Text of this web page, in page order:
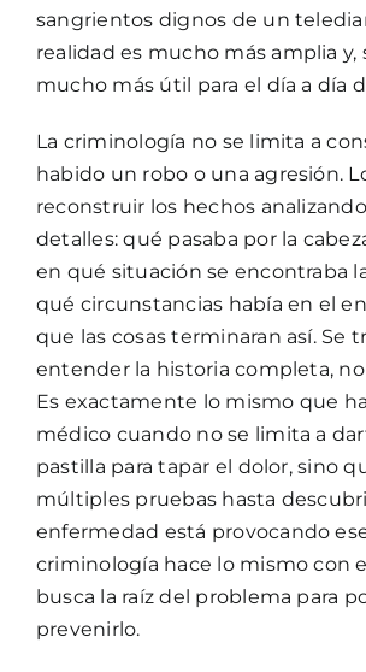
sangrientos dignos de un
realidad es mucho más amplia y,
mucho más útil para el día a día
La criminología no se limita a
habido un robo o una agresión.
reconstruir los hechos
detalles: qué pasaba por la
en qué situación se encontraba
qué circunstancias había en el
que las cosas terminaran así. Se
entender la historia completa, no
Es exactamente lo mismo que
médico cuando no se limita a
pastilla para tapar el dolor, sino
múltiples pruebas hasta
enfermedad está provocando
criminología hace lo mismo con
busca la raíz del problema para
prevenirlo.